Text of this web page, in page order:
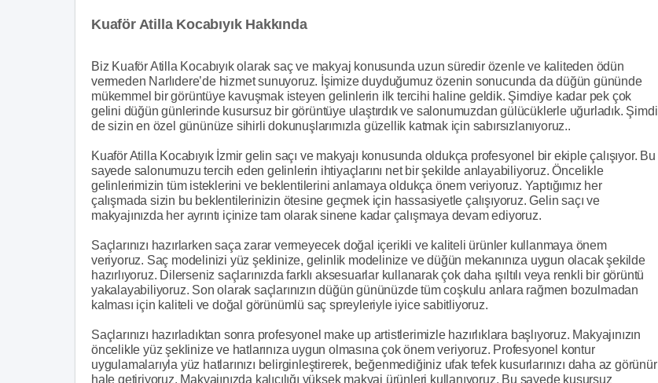
Kuaför Atilla Kocabıyık Hakkında
Biz Kuaför Atilla Kocabıyık olarak saç ve makyaj konusunda uzun süredir özenle ve kaliteden ödün
vermeden Narlıdere’de hizmet sunuyoruz. İşimize duyduğumuz özenin sonucunda da düğün gününde
mükemmel bir görüntüye kavuşmak isteyen gelinlerin ilk tercihi haline geldik. Şimdiye kadar pek çok
gelini düğün günlerinde kusursuz bir görüntüye ulaştırdık ve salonumuzdan gülücüklerle uğurladık. Şimdi
de sizin en özel gününüze sihirli dokunuşlarımızla güzellik katmak için sabırsızlanıyoruz..
Kuaför Atilla Kocabıyık İzmir gelin saçı ve makyajı konusunda oldukça profesyonel bir ekiple çalışıyor. Bu
sayede salonumuzu tercih eden gelinlerin ihtiyaçlarını net bir şekilde anlayabiliyoruz. Öncelikle
gelinlerimizin tüm isteklerini ve beklentilerini anlamaya oldukça önem veriyoruz. Yaptığımız her
çalışmada sizin bu beklentilerinizin ötesine geçmek için hassasiyetle çalışıyoruz. Gelin saçı ve
makyajınızda her ayrıntı içinize tam olarak sinene kadar çalışmaya devam ediyoruz.
Saçlarınızı hazırlarken saça zarar vermeyecek doğal içerikli ve kaliteli ürünler kullanmaya önem
veriyoruz. Saç modelinizi yüz şeklinize, gelinlik modelinize ve düğün mekanınıza uygun olacak şekilde
hazırlıyoruz. Dilerseniz saçlarınızda farklı aksesuarlar kullanarak çok daha ışıltılı veya renkli bir görüntü
yakalayabiliyoruz. Son olarak saçlarınızın düğün gününüzde tüm coşkulu anlara rağmen bozulmadan
kalması için kaliteli ve doğal görünümlü saç spreyleriyle iyice sabitliyoruz.
Saçlarınızı hazırladıktan sonra profesyonel make up artistlerimizle hazırlıklara başlıyoruz. Makyajınızın
öncelikle yüz şeklinize ve hatlarınıza uygun olmasına çok önem veriyoruz. Profesyonel kontur
uygulamalarıyla yüz hatlarınızı belirginleştirerek, beğenmediğiniz ufak tefek kusurlarınızı daha az görünür
hale getiriyoruz. Makyajınızda kalıcılığı yüksek makyaj ürünleri kullanıyoruz. Bu sayede kusursuz